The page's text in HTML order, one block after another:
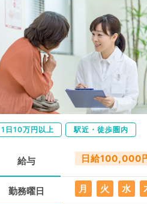
1日10万円以上 駅近・徒歩圏内
給与 日給100,000
勤務曜日 月 火 水